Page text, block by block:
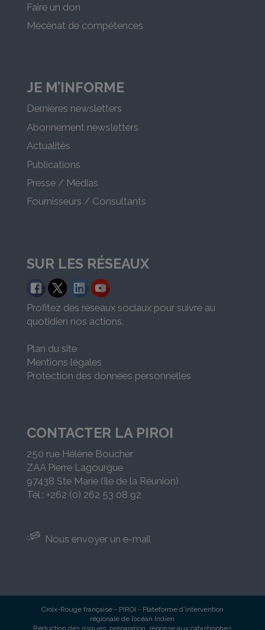
Faire un don
Mécénat de compétences
JE M’INFORME
Dernières newsletters
Abonnement newsletters
Actualités
Publications
Presse / Médias
Fournisseurs / Consultants
SUR LES RÉSEAUX
Profitez des réseaux sociaux pour suivre au
quotidien nos actions.
Plan du site
Mentions légales
Protection des données personnelles
CONTACTER LA PIROI
250 rue Hélène Boucher
ZAA Pierre Lagourgue
97438 Ste Marie (Ile de la Réunion)
Tél : +262 (0) 262 53 08 92
Nous envoyer un e-mail
Croix-Rouge française - PIROI - Plateforme d’intervention
régionale de l’océan Indien